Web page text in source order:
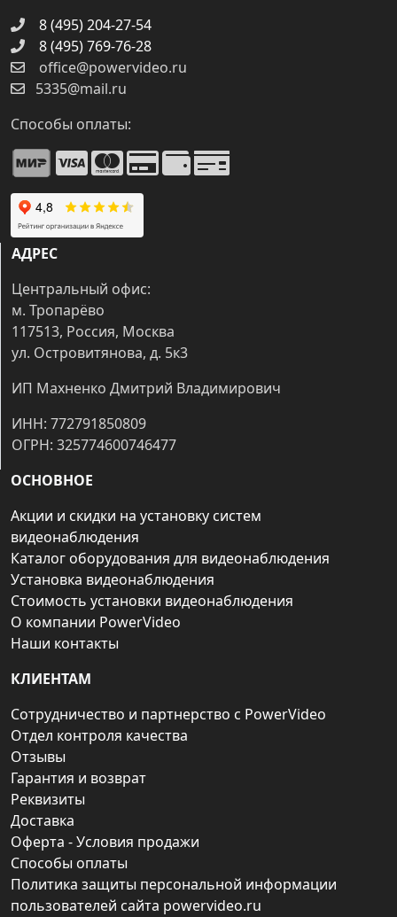
8 (495) 204-27-54
8 (495) 769-76-28
office@powervideo.ru
5335@mail.ru
Способы оплаты:
АДРЕС
Центральный офис:
м. Тропарёво
117513, Россия, Москва
ул. Островитянова, д. 5к3
ИП Махненко Дмитрий Владимирович
ИНН: 772791850809
ОГРН: 325774600746477
ОСНОВНОЕ
Акции и скидки на установку систем
видеонаблюдения
Каталог оборудования для видеонаблюдения
Установка видеонаблюдения
Стоимость установки видеонаблюдения
О компании PowerVideo
Наши контакты
КЛИЕНТАМ
Сотрудничество и партнерство с PowerVideo
Отдел контроля качества
Отзывы
Гарантия и возврат
Реквизиты
Доставка
Оферта - Условия продажи
Способы оплаты
Политика защиты персональной информации
пользователей сайта powervideo.ru